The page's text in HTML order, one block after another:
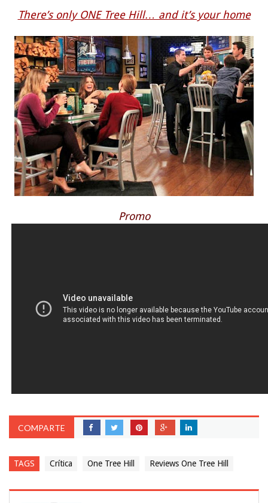
There’s only ONE Tree Hill… and it’s your home
Promo
COMPARTE
TAGS Crítica One Tree Hill Reviews One Tree Hill